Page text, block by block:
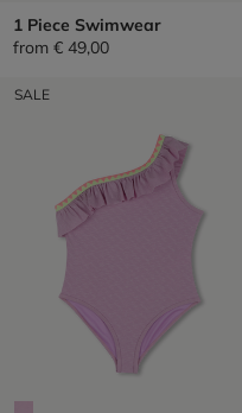
1 Piece Swimwear
from € 49,00
SALE